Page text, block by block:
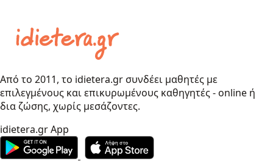
Από το 2011, το idietera.gr συνδέει μαθητές με
επιλεγμένους και επικυρωμένους καθηγητές - online ή
δια ζώσης, χωρίς μεσάζοντες.
idietera.gr App